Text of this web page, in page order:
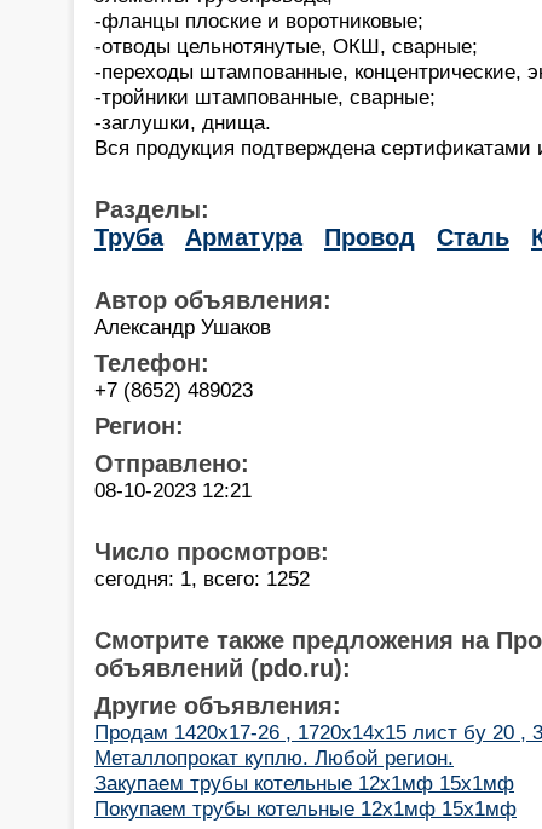
-фланцы плоские и воротниковые;
-отводы цельнотянутые, ОКШ, сварные;
-переходы штампованные, концентрические,
-тройники штампованные, сварные;
-заглушки, днища.
Вся продукция подтверждена сертификатами
Разделы:
Труба
Арматура Провод Сталь
Автор объявления:
Александр Ушаков
Телефон:
+7 (8652) 489023
Регион:
Отправлено:
08-10-2023 12:21
Число просмотров:
сегодня: 1, всего: 1252
Смотрите также предложения на
объявлений (pdo.ru):
Другие объявления:
Продам 1420x17-26 , 1720x14x15 лист бу 20 ,
Металлопрокат куплю. Любой регион.
Закупаем трубы котельные 12х1мф 15х1мф
Покупаем трубы котельные 12х1мф 15х1мф